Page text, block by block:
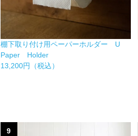
棚下取り付け用ペーパーホルダー U
Paper Holder
13,200円（税込）
9